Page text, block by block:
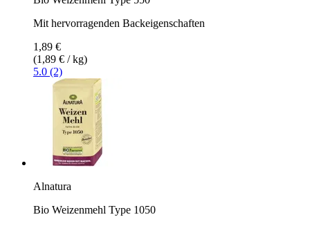
Mit hervorragenden Backeigenschaften
1,89 €
(1,89 € / kg)
5.0 (2)
Alnatura
Bio Weizenmehl Type 1050